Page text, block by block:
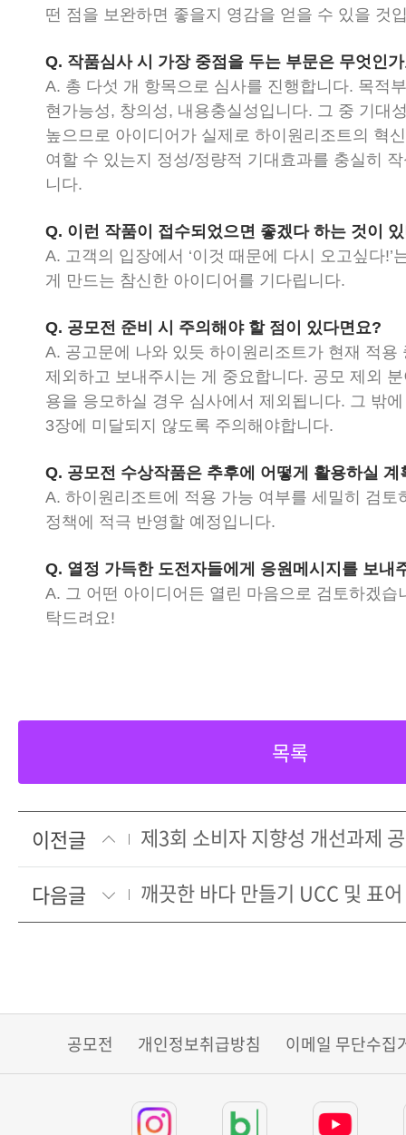
떤 점을 보완하면 좋을지 영감을 얻을 수 있을 것
Q. 작품심사 시 가장 중점을 두는 부문은 무엇인
A. 총 다섯 개 항목으로 심사를 진행합니다. 목적
현가능성, 창의성, 내용충실성입니다. 그 중 기대
높으므로 아이디어가 실제로 하이원리조트의 혁
여할 수 있는지 정성/정량적 기대효과를 충실히
니다.
Q. 이런 작품이 접수되었으면 좋겠다 하는 것이
A. 고객의 입장에서 ‘이것 때문에 다시 오고싶다!’
게 만드는 참신한 아이디어를 기다립니다.
Q. 공모전 준비 시 주의해야 할 점이 있다면요?
A. 공고문에 나와 있듯 하이원리조트가 현재 적용
제외하고 보내주시는 게 중요합니다. 공모 제외
용을 응모하실 경우 심사에서 제외됩니다. 그 밖
3장에 미달되지 않도록 주의해야합니다.
Q. 공모전 수상작품은 추후에 어떻게 활용하실 계
A. 하이원리조트에 적용 가능 여부를 세밀히 검토
정책에 적극 반영할 예정입니다.
Q. 열정 가득한 도전자들에게 응원메시지를 보내
A. 그 어떤 아이디어든 열린 마음으로 검토하겠습
탁드려요!
목록
이전글
제3회 소비자 지향성 개선과제
다음글
깨끗한 바다 만들기 UCC 및 표
공모전 개인정보취급방침 이메일 무단수집